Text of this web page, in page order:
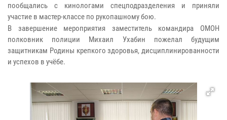
пообщались с кинологами спецподразделения и приняли
участие в мастер-классе по рукопашному бою.
В завершение мероприятия заместитель командира ОМОН
полковник полиции Михаил Ухабин пожелал будущим
защитникам Родины крепкого здоровья, дисциплинированности
и успехов в учёбе.